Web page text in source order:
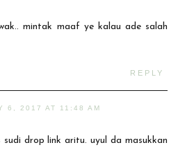
mintak maaf ye kalau ade salah
REPLY
6, 2017 AT 11:48 AM
sudi drop link aritu. uyul da masukkan